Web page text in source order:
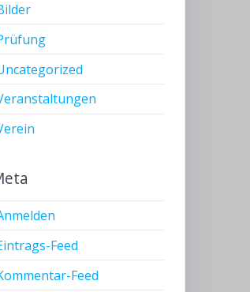
Feed
Feed